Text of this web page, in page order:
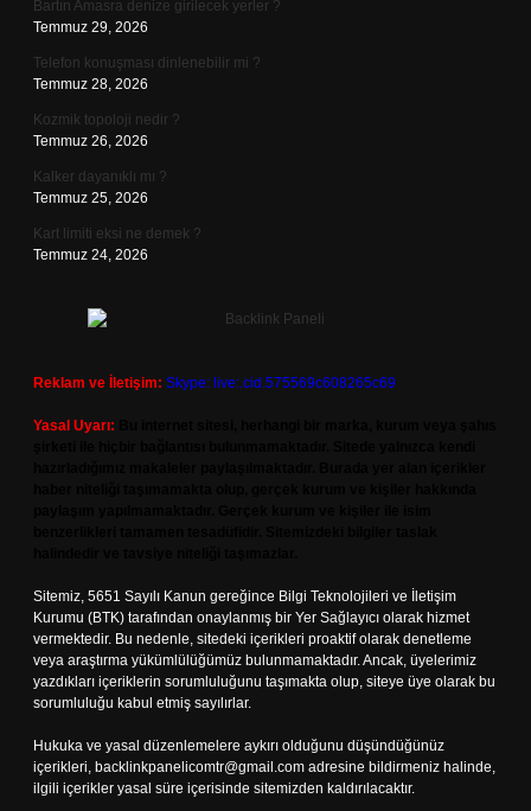
Bartın Amasra denize girilecek yerler ?
Temmuz 29, 2026
Telefon konuşması dinlenebilir mi ?
Temmuz 28, 2026
Kozmik topoloji nedir ?
Temmuz 26, 2026
Kalker dayanıklı mı ?
Temmuz 25, 2026
Kart limiti eksi ne demek ?
Temmuz 24, 2026
Reklam ve İletişim: Skype: live:.cid.575569c608265c69
Yasal Uyarı:
Sitemiz, 5651 Sayılı Kanun gereğince Bilgi Teknolojileri ve İletişim
Kurumu (BTK) tarafından onaylanmış bir Yer Sağlayıcı olarak hizmet
vermektedir. Bu nedenle, sitedeki içerikleri proaktif olarak denetleme
veya araştırma yükümlülüğümüz bulunmamaktadır. Ancak, üyelerimiz
yazdıkları içeriklerin sorumluluğunu taşımakta olup, siteye üye olarak bu
sorumluluğu kabul etmiş sayılırlar.
Hukuka ve yasal düzenlemelere aykırı olduğunu düşündüğünüz
içerikleri, backlinkpanelicomtr@gmail.com adresine bildirmeniz halinde,
ilgili içerikler yasal süre içerisinde sitemizden kaldırılacaktır.